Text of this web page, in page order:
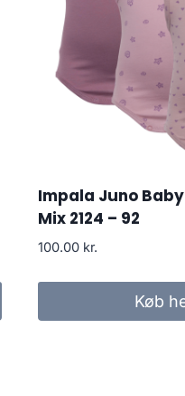
Impala Juno
Mix 2124 – 92
100.00 kr.
Køb